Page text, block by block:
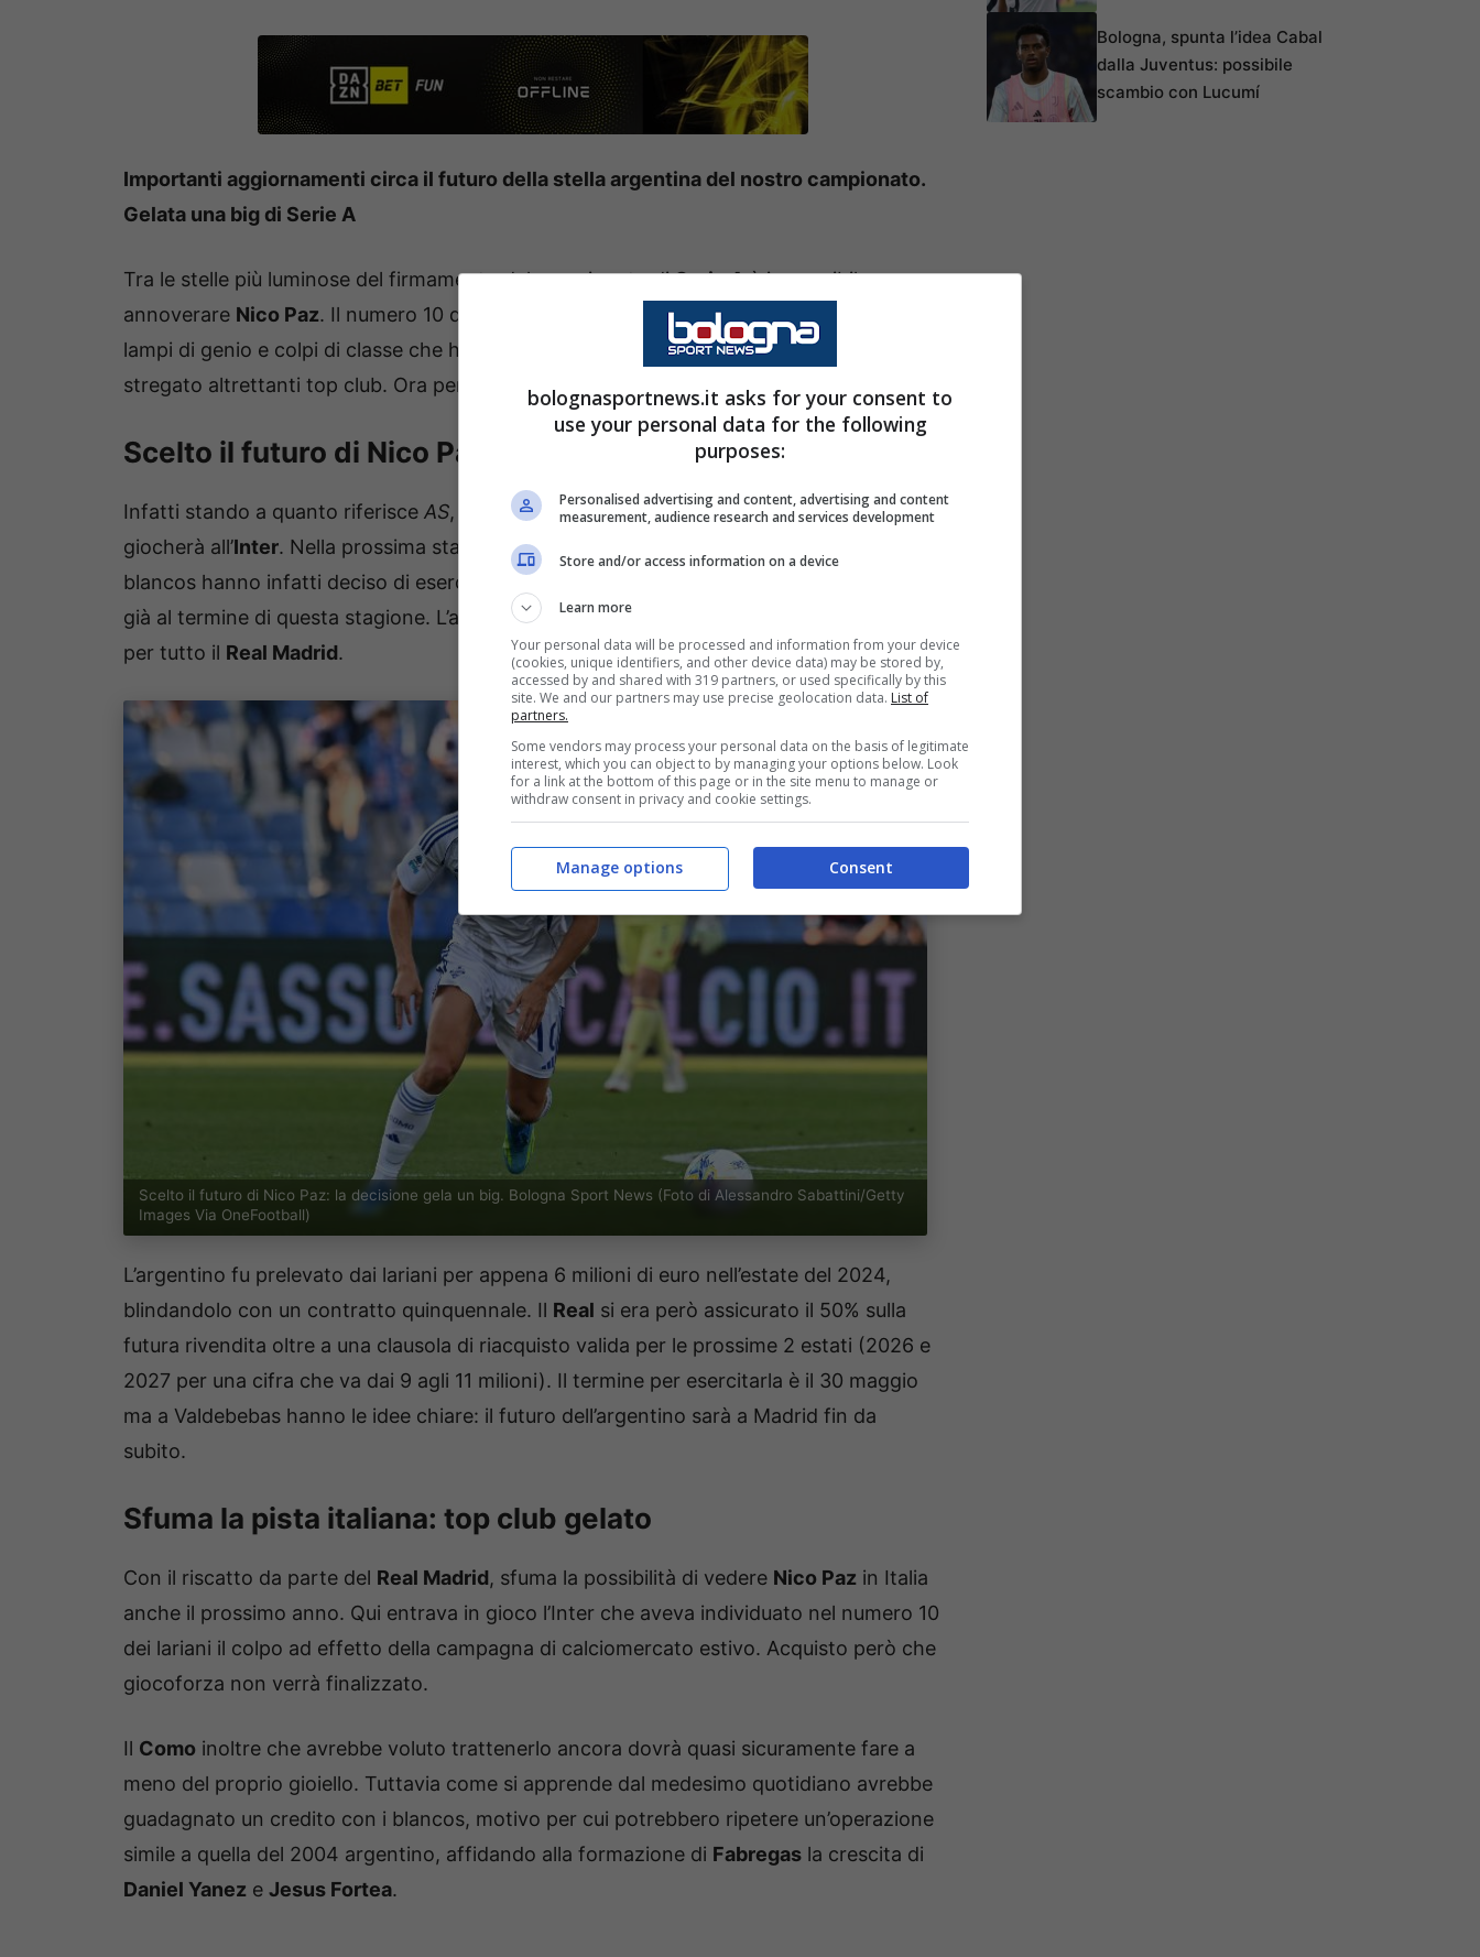
Importanti aggiornamenti circa il futuro della stella argentina del nostro campionato.
Gelata una big di Serie A
Tra le stelle più luminose del firmamento del campionato diSerie Aè impossibile non
annoverare Nico Paz. Il numero 10 del
sta letteralmente incantando grazie ai suoi
lampi di genio e colpi di classe che hanno messo in ginocchio diverse compagini e
stregato altrettanti top club. Ora però il suo futuro sembra tracciato.
Scelto il futuro di Nico Paz: i dettagli
Infatti stando a quanto riferisce AS, il classe 2004 argentino non rimarrà alComoe non
giocherà all’Inter. Nella prossima stagione infatti l’enfant prodige tornerà a Madrid. I
blancos hanno infatti deciso di esercitare l’opzione di riscatto del giocatore argentino,
già al termine di questa stagione. L’ascesa verticale del numero 10 ha convinto in tutto
per tutto il Real Madrid.
Scelto il futuro di Nico Paz: la decisione gela un big. Bologna Sport News (Foto di Alessandro Sabattini/Getty
Images Via OneFootball)
L’argentino fu prelevato dai lariani per appena 6 milioni di euro nell’estate del 2024,
blindandolo con un contratto quinquennale. Il Real si era però assicurato il 50% sulla
futura rivendita oltre a una clausola di riacquisto valida per le prossime 2 estati (2026 e
2027 per una cifra che va dai 9 agli 11 milioni). Il termine per esercitarla è il 30 maggio
ma a Valdebebas hanno le idee chiare: il futuro dell’argentino sarà a Madrid fin da
subito.
Sfuma la pista italiana: top club gelato
Con il riscatto da parte del Real Madrid, sfuma la possibilità di vedere Nico Paz in Italia
anche il prossimo anno. Qui entrava in gioco l’Inter che aveva individuato nel numero 10
dei lariani il colpo ad effetto della campagna di calciomercato estivo. Acquisto però che
giocoforza non verrà finalizzato.
Il Como inoltre che avrebbe voluto trattenerlo ancora dovrà quasi sicuramente fare a
meno del proprio gioiello. Tuttavia come si apprende dal medesimo quotidiano avrebbe
guadagnato un credito con i blancos, motivo per cui potrebbero ripetere un’operazione
simile a quella del 2004 argentino, affidando alla formazione di Fabregas la crescita di
Daniel Yanez e Jesus Fortea.
Bologna, spunta l’idea Cabal
dalla Juventus: possibile
scambio con Lucumí
bolognasportnews.it asks for your consent to
use your personal data for the following
purposes:
Personalised advertising and content, advertising and content
measurement, audience research and services development
Store and/or access information on a device
Learn more
Your personal data will be processed and information from your device
(cookies, unique identifiers, and other device data) may be stored by,
accessed by and shared with 319 partners, or used specifically by this
site. We and our partners may use precise geolocation data. List of
partners.
Some vendors may process your personal data on the basis of legitimate
interest, which you can object to by managing your options below. Look
for a link at the bottom of this page or in the site menu to manage or
withdraw consent in privacy and cookie settings.
Consent
Manage options